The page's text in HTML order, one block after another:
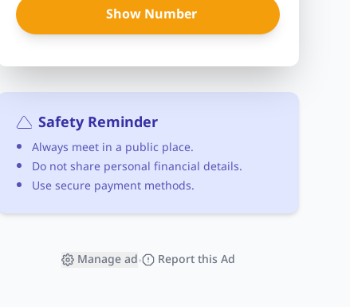
Show Number
Safety Reminder
Always meet in a public place.
Do not share personal financial details.
Use secure payment methods.
Manage ad• Report this Ad